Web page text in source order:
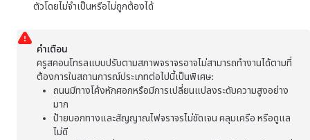
ตัวโดยไม่จำเป็นหรือไม่ถูกต้องได้
คำเตือน
ครูสคอนโทรลแบบปรับตามสภาพจราจรอาจไม่สามารถทำงานได้ตามที่
ต้องการในสถานการณ์ประเภทต่อไปนี้เป็นพิเศษ:
ถนนมีทางโค้งหักศอกหรือมีการเปลี่ยนแปลงระดับความสูงอย่าง
มาก
ป้ายบอกทางและสัญญาณไฟจราจรไม่ชัดเจน คลุมเครือ หรือดูแล
ไม่ดี